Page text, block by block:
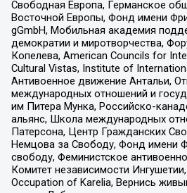
Свободная Европа, Германское
Восточной Европы, Фонд имени
gGmbH, Мобильная академия
демократии и миротворчества,
Копелева, American Councils for
Cultural Vistas, Institute of
Антивоенное движение Антальи,
международных отношений и
им Питера Мунка, Российско-
альянс, Школа международных
Патерсона, Центр Гражданских
Немцова за Свободу, Фонд имени
свободу, Феминистское
Комитет независимости
Occupation of Karelia, Вернись